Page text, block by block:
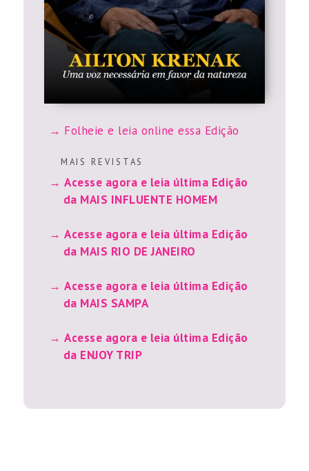
Folheie e leia online essa Edição
M A I S R E V I S T A S
Acesse agora e leia última Edição
da MAIS INFLUENTE HOMEM
Acesse agora e leia última Edição
da MAIS RIO DE JANEIRO
Acesse agora e leia última Edição
da MAIS SAMPA
Acesse agora e leia última Edição
da ENJOY TRIP